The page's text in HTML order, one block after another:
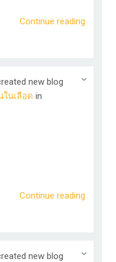
Continue reading
new blog
นเลือด in
Continue reading
new blog